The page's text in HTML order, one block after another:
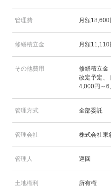
管理費 月額18,600
修繕積立金 月額11,110
その他費用
修繕積立金
改定予定、
4,000円～
管理方式 全部委託
管理会社 株式会社東
管理人 巡回
土地権利 所有権